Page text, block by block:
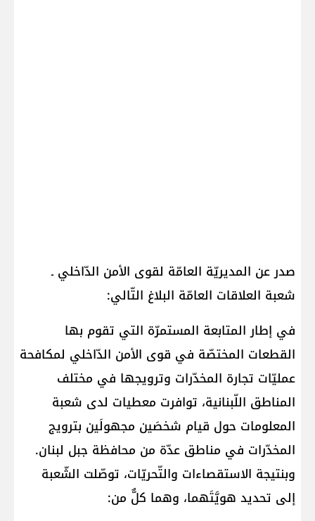
صدر عن المديريّة العامّة لقوى الأمن الدّاخلي ـ
شعبة العلاقات العامّة البلاغ التّالي:
في إطار المتابعة المستمرّة التي تقوم بها
القطعات المختصّة في قوى الأمن الدّاخلي لمكافحة
عمليّات تجارة المخدّرات وترويجها في مختلف
المناطق اللّبنانية، توافرت معطيات لدى شعبة
المعلومات حول قيام شخصَين مجهولَين بترويج
المخدّرات في مناطق عدّة من محافظة جبل لبنان.
وبنتيجة الاستقصاءات والتّحريّات، توصّلت الشّعبة
إلى تحديد هويَّتَهما، وهما كلٌّ من: